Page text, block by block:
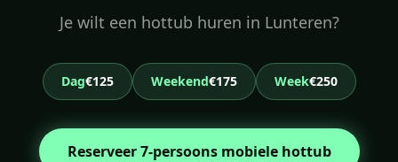
Je wilt een hottub huren in Lunteren?
Dag€125 Weekend€175 Week€250
Reserveer 7-persoons mobiele hottub